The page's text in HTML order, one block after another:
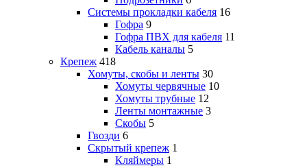
Системы прокладки кабеля 16
Гофра 9
Гофра ПВХ для кабеля 11
Кабель каналы 5
Крепеж 418
Хомуты, скобы и ленты 30
Хомуты червячные 10
Хомуты трубные 12
Ленты монтажные 3
Скобы 5
Гвозди 6
Скрытый крепеж 1
Кляймеры 1